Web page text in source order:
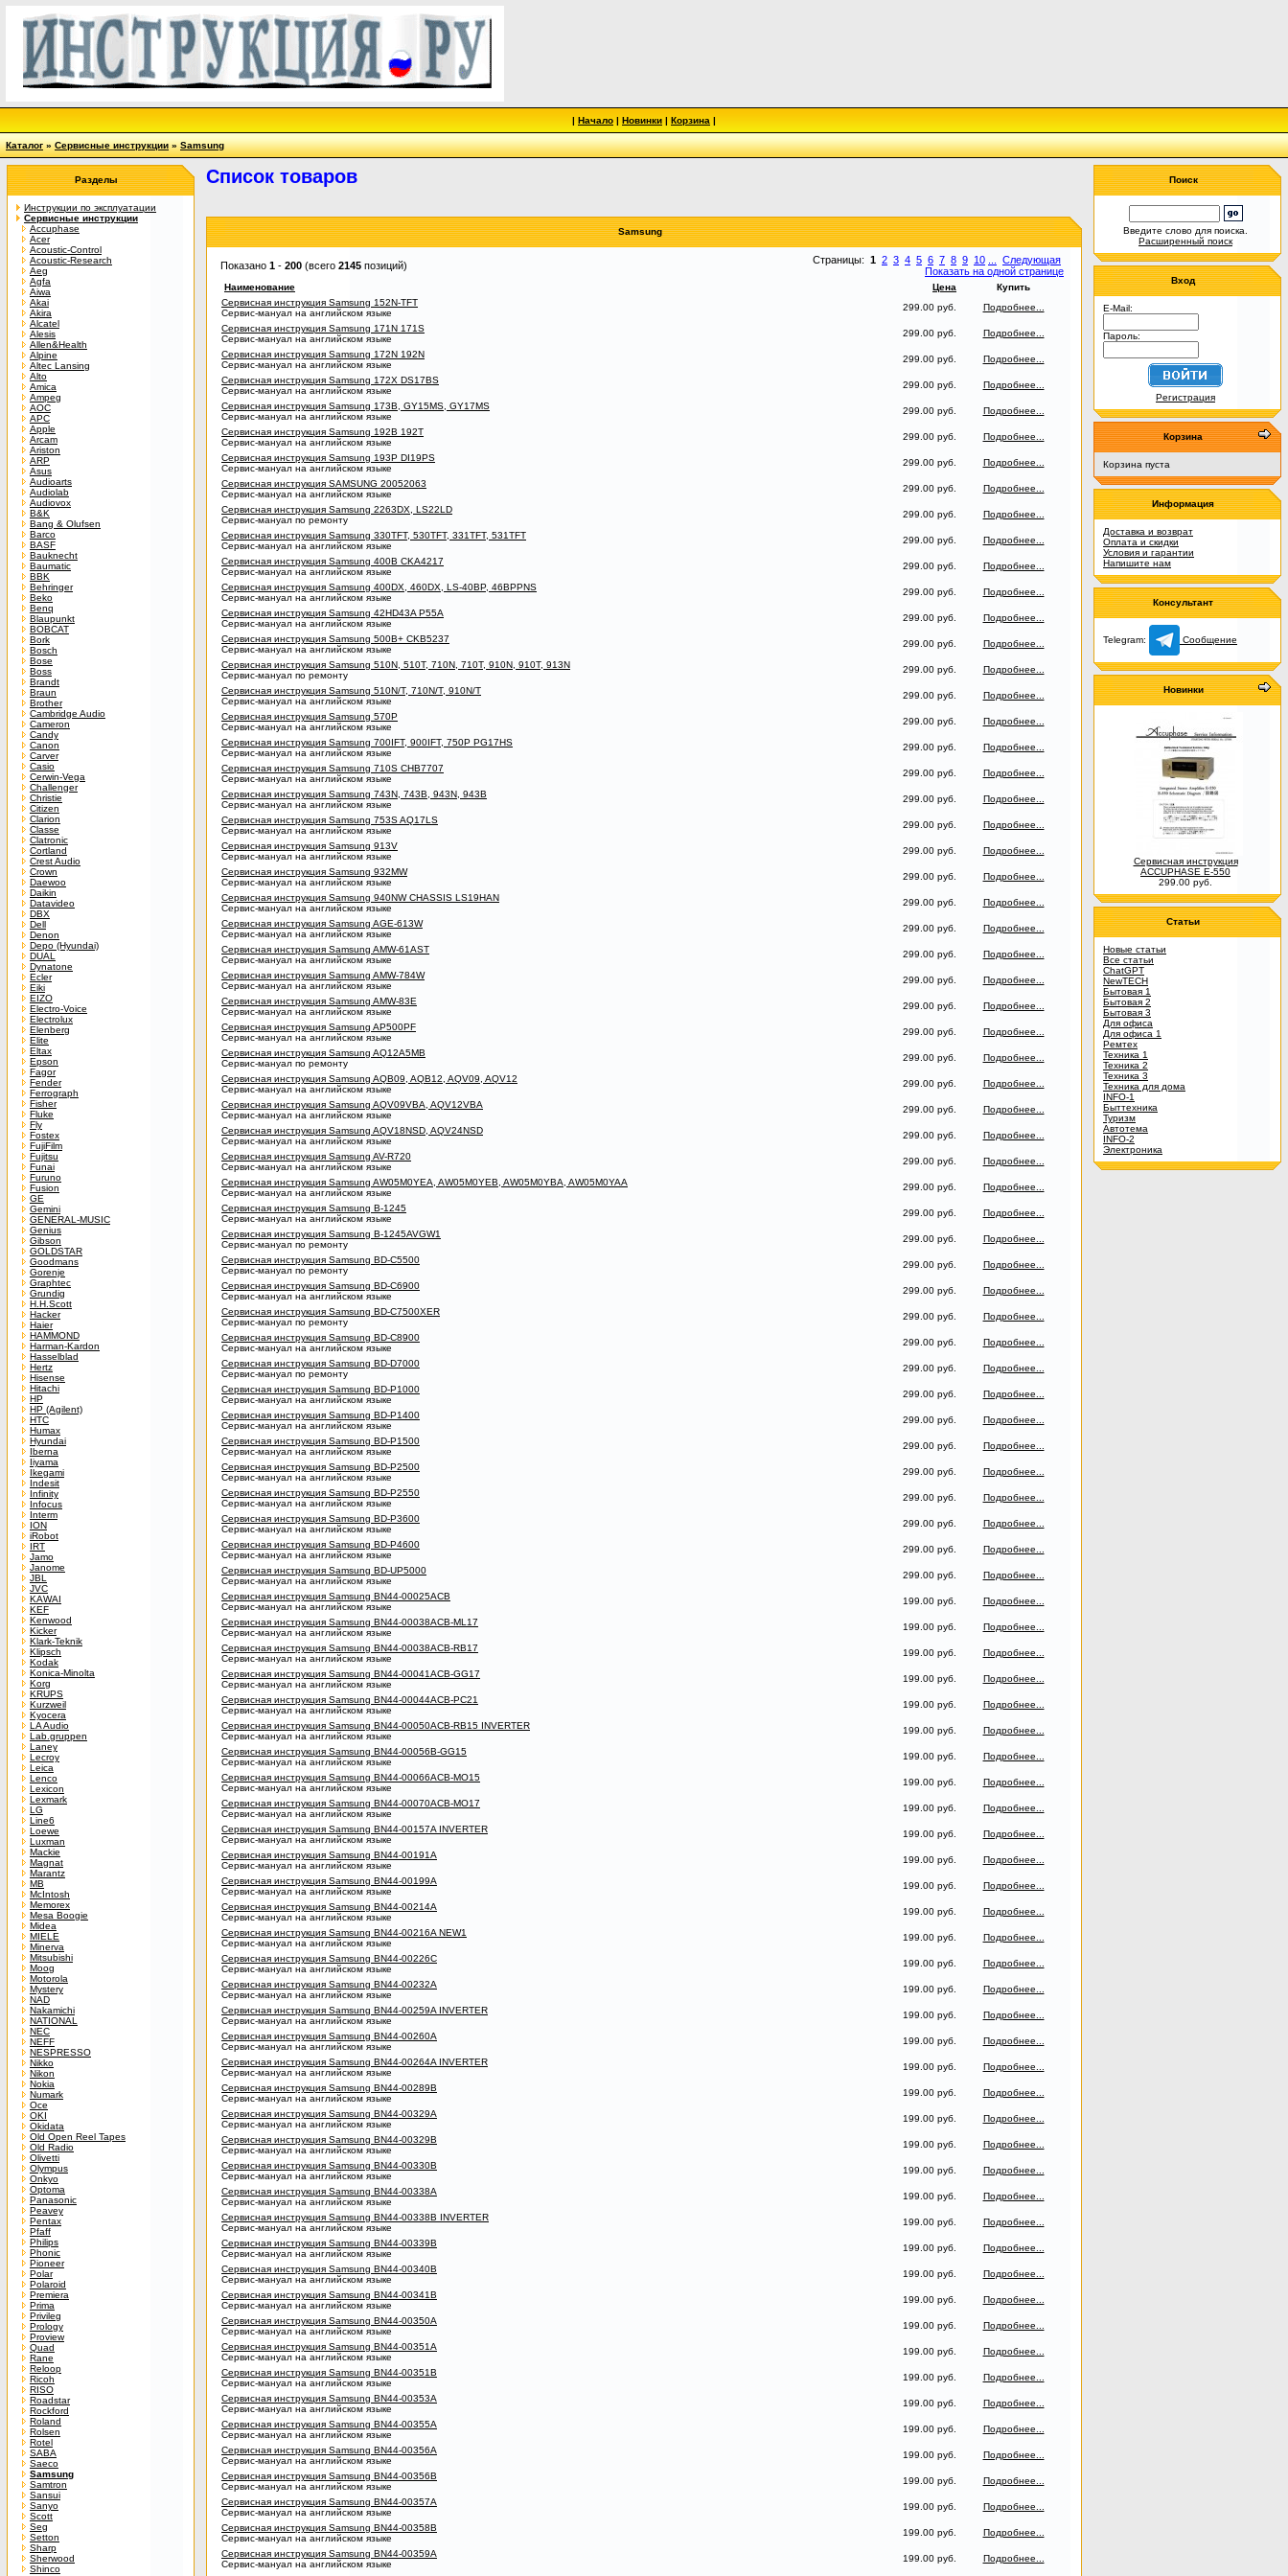
| Начало | Новинки | Корзина |
Каталог»Сервисные инструкции»Samsung
Разделы
Инструкции по эксплуатации
Сервисные инструкции
Accuphase
Acer
Acoustic-Control
Acoustic-Research
Aeg
Agfa
Aiwa
Akai
Akira
Alcatel
Alesis
Allen&Health
Alpine
Altec Lansing
Alto
Amica
Ampeg
AOC
APC
Apple
Arcam
Ariston
ARP
Asus
Audioarts
Audiolab
Audiovox
B&K
Bang & Olufsen
Barco
BASF
Bauknecht
Baumatic
BBK
Behringer
Beko
Benq
Blaupunkt
BOBCAT
Bork
Bosch
Bose
Boss
Brandt
Braun
Brother
Cambridge Audio
Cameron
Candy
Canon
Carver
Casio
Cerwin-Vega
Challenger
Christie
Citizen
Clarion
Classe
Clatronic
Cortland
Crest Audio
Crown
Daewoo
Daikin
Datavideo
DBX
Dell
Denon
Depo (Hyundai)
DUAL
Dynatone
Ecler
Eiki
EIZO
Electro-Voice
Electrolux
Elenberg
Elite
Eltax
Epson
Fagor
Fender
Ferrograph
Fisher
Fluke
Fly
Fostex
FujiFilm
Fujitsu
Funai
Furuno
Fusion
GE
Gemini
GENERAL-MUSIC
Genius
Gibson
GOLDSTAR
Goodmans
Gorenje
Graphtec
Grundig
H.H.Scott
Hacker
Haier
HAMMOND
Harman-Kardon
Hasselblad
Hertz
Hisense
Hitachi
HP
HP (Agilent)
HTC
Humax
Hyundai
Iberna
Iiyama
Ikegami
Indesit
Infinity
Infocus
Interm
ION
iRobot
IRT
Jamo
Janome
JBL
JVC
KAWAI
KEF
Kenwood
Kicker
Klark-Teknik
Klipsch
Kodak
Konica-Minolta
Korg
KRUPS
Kurzweil
Kyocera
LA Audio
Lab.gruppen
Laney
Lecroy
Leica
Lenco
Lexicon
Lexmark
LG
Line6
Loewe
Luxman
Mackie
Magnat
Marantz
MB
McIntosh
Memorex
Mesa Boogie
Midea
MIELE
Minerva
Mitsubishi
Moog
Motorola
Mystery
NAD
Nakamichi
NATIONAL
NEC
NEFF
NESPRESSO
Nikko
Nikon
Nokia
Numark
Oce
OKI
Okidata
Old Open Reel Tapes
Old Radio
Olivetti
Olympus
Onkyo
Optoma
Panasonic
Peavey
Pentax
Pfaff
Philips
Phonic
Pioneer
Polar
Polaroid
Premiera
Prima
Privileg
Prology
Proview
Quad
Rane
Reloop
Ricoh
RISO
Roadstar
Rockford
Roland
Rolsen
Rotel
SABA
Saeco
Samsung
Samtron
Sansui
Sanyo
Scott
Seg
Setton
Sharp
Sherwood
Shinco
Список товаров
Samsung
Показано 1 - 200 (всего 2145 позиций) Страницы: 1 2 3 4 5 6 7 8 9 10
Следующая
Показать на одной странице
Наименование Цена
Купить
Сервисная инструкция Samsung 152N-TFT
Сервис-мануал на английском языке
299.00 руб.
Подробнее...
Сервисная инструкция Samsung 171N 171S
Сервис-мануал на английском языке
299.00 руб.
Подробнее...
Сервисная инструкция Samsung 172N 192N
Сервис-мануал на английском языке
299.00 руб.
Подробнее...
Сервисная инструкция Samsung 172X DS17BS
Сервис-мануал на английском языке
299.00 руб.
Подробнее...
Сервисная инструкция Samsung 173B, GY15MS, GY17MS
Сервис-мануал на английском языке
299.00 руб.
Подробнее...
Сервисная инструкция Samsung 192B 192T
Сервис-мануал на английском языке
299.00 руб.
Подробнее...
Сервисная инструкция Samsung 193P DI19PS
Сервис-мануал на английском языке
299.00 руб.
Подробнее...
Сервисная инструкция SAMSUNG 20052063
Сервис-мануал на английском языке
299.00 руб.
Подробнее...
Сервисная инструкция Samsung 2263DX, LS22LD
Сервис-мануал по ремонту
299.00 руб.
Подробнее...
Сервисная инструкция Samsung 330TFT, 530TFT, 331TFT, 531TFT
Сервис-мануал на английском языке
299.00 руб.
Подробнее...
Сервисная инструкция Samsung 400B CKA4217
Сервис-мануал на английском языке
299.00 руб.
Подробнее...
Сервисная инструкция Samsung 400DX, 460DX, LS-40BP, 46BPPNS
Сервис-мануал на английском языке
299.00 руб.
Подробнее...
Сервисная инструкция Samsung 42HD43A P55A
Сервис-мануал на английском языке
299.00 руб.
Подробнее...
Сервисная инструкция Samsung 500B+ CKB5237
Сервис-мануал на английском языке
299.00 руб.
Подробнее...
Сервисная инструкция Samsung 510N, 510T, 710N, 710T, 910N, 910T, 913N
Сервис-мануал по ремонту
299.00 руб.
Подробнее...
Сервисная инструкция Samsung 510N/T, 710N/T, 910N/T
Сервис-мануал на английском языке
299.00 руб.
Подробнее...
Сервисная инструкция Samsung 570P
Сервис-мануал на английском языке
299.00 руб.
Подробнее...
Сервисная инструкция Samsung 700IFT, 900IFT, 750P PG17HS
Сервис-мануал на английском языке
299.00 руб.
Подробнее...
Сервисная инструкция Samsung 710S CHB7707
Сервис-мануал на английском языке
299.00 руб.
Подробнее...
Сервисная инструкция Samsung 743N, 743B, 943N, 943B
Сервис-мануал на английском языке
299.00 руб.
Подробнее...
Сервисная инструкция Samsung 753S AQ17LS
Сервис-мануал на английском языке
299.00 руб.
Подробнее...
Сервисная инструкция Samsung 913V
Сервис-мануал на английском языке
299.00 руб.
Подробнее...
Сервисная инструкция Samsung 932MW
Сервис-мануал на английском языке
299.00 руб.
Подробнее...
Сервисная инструкция Samsung 940NW CHASSIS LS19HAN
Сервис-мануал на английском языке
299.00 руб.
Подробнее...
Сервисная инструкция Samsung AGE-613W
Сервис-мануал на английском языке
299.00 руб.
Подробнее...
Сервисная инструкция Samsung AMW-61AST
Сервис-мануал на английском языке
299.00 руб.
Подробнее...
Сервисная инструкция Samsung AMW-784W
Сервис-мануал на английском языке
299.00 руб.
Подробнее...
Сервисная инструкция Samsung AMW-83E
Сервис-мануал на английском языке
299.00 руб.
Подробнее...
Сервисная инструкция Samsung AP500PF
Сервис-мануал на английском языке
299.00 руб.
Подробнее...
Сервисная инструкция Samsung AQ12A5MB
Сервис-мануал по ремонту
299.00 руб.
Подробнее...
Сервисная инструкция Samsung AQB09, AQB12, AQV09, AQV12
Сервис-мануал на английском языке
299.00 руб.
Подробнее...
Сервисная инструкция Samsung AQV09VBA, AQV12VBA
Сервис-мануал на английском языке
299.00 руб.
Подробнее...
Сервисная инструкция Samsung AQV18NSD, AQV24NSD
Сервис-мануал на английском языке
299.00 руб.
Подробнее...
Сервисная инструкция Samsung AV-R720
Сервис-мануал на английском языке
299.00 руб.
Подробнее...
Сервисная инструкция Samsung AW05M0YEA, AW05M0YEB, AW05M0YBA, AW05M0YAA
Сервис-мануал на английском языке
299.00 руб.
Подробнее...
Сервисная инструкция Samsung B-1245
Сервис-мануал на английском языке
299.00 руб.
Подробнее...
Сервисная инструкция Samsung B-1245AVGW1
Сервис-мануал по ремонту
299.00 руб.
Подробнее...
Сервисная инструкция Samsung BD-C5500
Сервис-мануал по ремонту
299.00 руб.
Подробнее...
Сервисная инструкция Samsung BD-C6900
Сервис-мануал на английском языке
299.00 руб.
Подробнее...
Сервисная инструкция Samsung BD-C7500XER
Сервис-мануал по ремонту
299.00 руб.
Подробнее...
Сервисная инструкция Samsung BD-C8900
Сервис-мануал на английском языке
299.00 руб.
Подробнее...
Сервисная инструкция Samsung BD-D7000
Сервис-мануал по ремонту
299.00 руб.
Подробнее...
Сервисная инструкция Samsung BD-P1000
Сервис-мануал на английском языке
299.00 руб.
Подробнее...
Сервисная инструкция Samsung BD-P1400
Сервис-мануал на английском языке
299.00 руб.
Подробнее...
Сервисная инструкция Samsung BD-P1500
Сервис-мануал на английском языке
299.00 руб.
Подробнее...
Сервисная инструкция Samsung BD-P2500
Сервис-мануал на английском языке
299.00 руб.
Подробнее...
Сервисная инструкция Samsung BD-P2550
Сервис-мануал на английском языке
299.00 руб.
Подробнее...
Сервисная инструкция Samsung BD-P3600
Сервис-мануал на английском языке
299.00 руб.
Подробнее...
Сервисная инструкция Samsung BD-P4600
Сервис-мануал на английском языке
299.00 руб.
Подробнее...
Сервисная инструкция Samsung BD-UP5000
Сервис-мануал на английском языке
299.00 руб.
Подробнее...
Сервисная инструкция Samsung BN44-00025ACB
Сервис-мануал на английском языке
199.00 руб.
Подробнее...
Сервисная инструкция Samsung BN44-00038ACB-ML17
Сервис-мануал на английском языке
199.00 руб.
Подробнее...
Сервисная инструкция Samsung BN44-00038ACB-RB17
Сервис-мануал на английском языке
199.00 руб.
Подробнее...
Сервисная инструкция Samsung BN44-00041ACB-GG17
Сервис-мануал на английском языке
199.00 руб.
Подробнее...
Сервисная инструкция Samsung BN44-00044ACB-PC21
Сервис-мануал на английском языке
199.00 руб.
Подробнее...
Сервисная инструкция Samsung BN44-00050ACB-RB15 INVERTER
Сервис-мануал на английском языке
199.00 руб.
Подробнее...
Сервисная инструкция Samsung BN44-00056B-GG15
Сервис-мануал на английском языке
199.00 руб.
Подробнее...
Сервисная инструкция Samsung BN44-00066ACB-MO15
Сервис-мануал на английском языке
199.00 руб.
Подробнее...
Сервисная инструкция Samsung BN44-00070ACB-MO17
Сервис-мануал на английском языке
199.00 руб.
Подробнее...
Сервисная инструкция Samsung BN44-00157A INVERTER
Сервис-мануал на английском языке
199.00 руб.
Подробнее...
Сервисная инструкция Samsung BN44-00191A
Сервис-мануал на английском языке
199.00 руб.
Подробнее...
Сервисная инструкция Samsung BN44-00199A
Сервис-мануал на английском языке
199.00 руб.
Подробнее...
Сервисная инструкция Samsung BN44-00214A
Сервис-мануал на английском языке
199.00 руб.
Подробнее...
Сервисная инструкция Samsung BN44-00216A NEW1
Сервис-мануал на английском языке
199.00 руб.
Подробнее...
Сервисная инструкция Samsung BN44-00226C
Сервис-мануал на английском языке
199.00 руб.
Подробнее...
Сервисная инструкция Samsung BN44-00232A
Сервис-мануал на английском языке
199.00 руб.
Подробнее...
Сервисная инструкция Samsung BN44-00259A INVERTER
Сервис-мануал на английском языке
199.00 руб.
Подробнее...
Сервисная инструкция Samsung BN44-00260A
Сервис-мануал на английском языке
199.00 руб.
Подробнее...
Сервисная инструкция Samsung BN44-00264A INVERTER
Сервис-мануал на английском языке
199.00 руб.
Подробнее...
Сервисная инструкция Samsung BN44-00289B
Сервис-мануал на английском языке
199.00 руб.
Подробнее...
Сервисная инструкция Samsung BN44-00329A
Сервис-мануал на английском языке
199.00 руб.
Подробнее...
Сервисная инструкция Samsung BN44-00329B
Сервис-мануал на английском языке
199.00 руб.
Подробнее...
Сервисная инструкция Samsung BN44-00330B
Сервис-мануал на английском языке
199.00 руб.
Подробнее...
Сервисная инструкция Samsung BN44-00338A
Сервис-мануал на английском языке
199.00 руб.
Подробнее...
Сервисная инструкция Samsung BN44-00338B INVERTER
Сервис-мануал на английском языке
199.00 руб.
Подробнее...
Сервисная инструкция Samsung BN44-00339B
Сервис-мануал на английском языке
199.00 руб.
Подробнее...
Сервисная инструкция Samsung BN44-00340B
Сервис-мануал на английском языке
199.00 руб.
Подробнее...
Сервисная инструкция Samsung BN44-00341B
Сервис-мануал на английском языке
199.00 руб.
Подробнее...
Сервисная инструкция Samsung BN44-00350A
Сервис-мануал на английском языке
199.00 руб.
Подробнее...
Сервисная инструкция Samsung BN44-00351A
Сервис-мануал на английском языке
199.00 руб.
Подробнее...
Сервисная инструкция Samsung BN44-00351B
Сервис-мануал на английском языке
199.00 руб.
Подробнее...
Сервисная инструкция Samsung BN44-00353A
Сервис-мануал на английском языке
199.00 руб.
Подробнее...
Сервисная инструкция Samsung BN44-00355A
Сервис-мануал на английском языке
199.00 руб.
Подробнее...
Сервисная инструкция Samsung BN44-00356A
Сервис-мануал на английском языке
199.00 руб.
Подробнее...
Сервисная инструкция Samsung BN44-00356B
Сервис-мануал на английском языке
199.00 руб.
Подробнее...
Сервисная инструкция Samsung BN44-00357A
Сервис-мануал на английском языке
199.00 руб.
Подробнее...
Сервисная инструкция Samsung BN44-00358B
Сервис-мануал на английском языке
199.00 руб.
Подробнее...
Сервисная инструкция Samsung BN44-00359A
Сервис-мануал на английском языке
199.00 руб.
Подробнее...
Поиск
Введите слово для поиска.
Расширенный поиск
Вход
E-Mail:
Пароль:
Регистрация
Корзина
Корзина пуста
Информация
Доставка и возврат
Оплата и скидки
Условия и гарантии
Напишите нам
Консультант
Telegram: Сообщение
Новинки
Сервисная инструкция
ACCUPHASE E-550
299.00 руб.
Статьи
Новые статьи
Все статьи
ChatGPT
NewTECH
Бытовая 1
Бытовая 2
Бытовая 3
Для офиса
Для офиса 1
Ремтех
Техника 1
Техника 2
Техника 3
Техника для дома
INFO-1
Быттехника
Туризм
Автотема
INFO-2
Электроника